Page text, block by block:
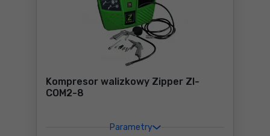
Kompresor walizkowy Zipper ZI-
COM2-8
Parametry